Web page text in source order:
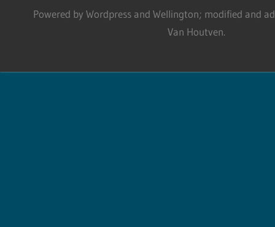
Powered by Wordpress and Wellington; modified and
Van Houtven.